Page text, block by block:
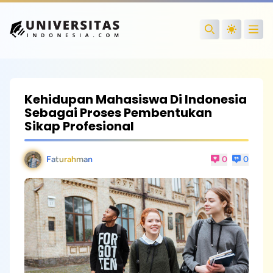
Search
Kehidupan Mahasiswa Di Indonesia
Sebagai Proses Pembentukan
Sikap Profesional
Faturahman 0 0